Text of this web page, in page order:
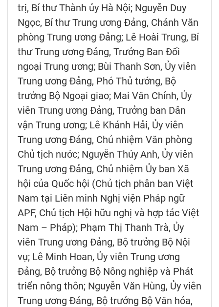
trị, Bí thư Thành ủy Hà Nội; Nguyễn Duy
Ngọc, Bí thư Trung ương Đảng, Chánh Văn
phòng Trung ương Đảng; Lê Hoài Trung, Bí
thư Trung ương Đảng, Trưởng Ban Đối
ngoại Trung ương; Bùi Thanh Sơn, Ủy viên
Trung ương Đảng, Phó Thủ tướng, Bộ
trưởng Bộ Ngoại giao; Mai Văn Chính, Ủy
viên Trung ương Đảng, Trưởng ban Dân
vận Trung ương; Lê Khánh Hải, Ủy viên
Trung ương Đảng, Chủ nhiệm Văn phòng
Chủ tịch nước; Nguyễn Thúy Anh, Ủy viên
Trung ương Đảng, Chủ nhiệm Ủy ban Xã
hội của Quốc hội (Chủ tịch phân ban Việt
Nam tại Liên minh Nghị viện Pháp ngữ
APF, Chủ tịch Hội hữu nghị và hợp tác Việt
Nam – Pháp); Phạm Thị Thanh Trà, Ủy
viên Trung ương Đảng, Bộ trưởng Bộ Nội
vụ; Lê Minh Hoan, Ủy viên Trung ương
Đảng, Bộ trưởng Bộ Nông nghiệp và Phát
triển nông thôn; Nguyễn Văn Hùng, Ủy viên
Trung ương Đảng, Bộ trưởng Bộ Văn hóa,